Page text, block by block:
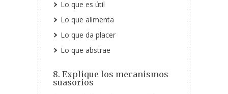
Lo que es útil
Lo que alimenta
Lo que da placer
Lo que abstrae
8. Explique los mecanismos
suasorios